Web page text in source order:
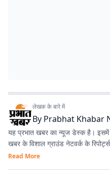
लेखक के बारे में
By Prabhat Khabar
यह प्रभात खबर का न्यूज डेस्क है। इसमें
खबर के विशाल ग्राउंड नेटवर्क के
Read More